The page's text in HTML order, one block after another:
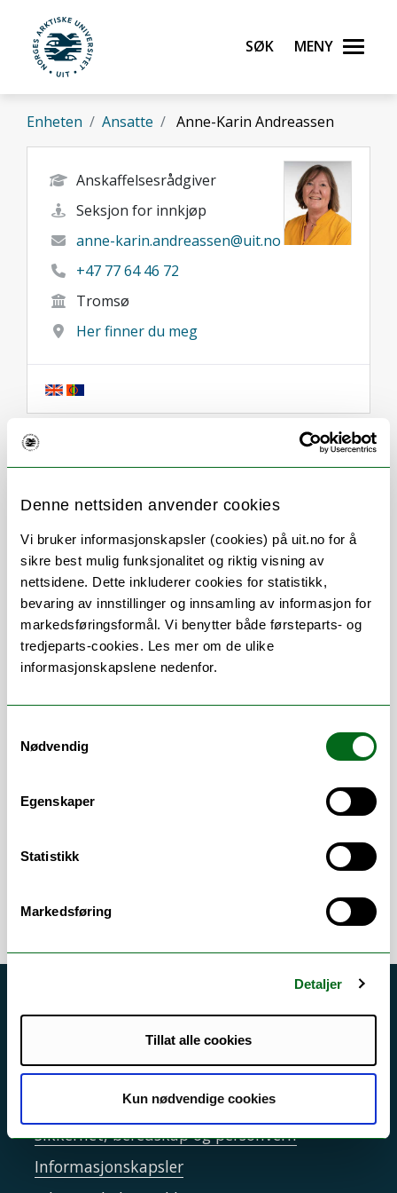
Denne nettsiden anvender cookies
Vi bruker informasjonskapsler (cookies) på uit.no for å
sikre best mulig funksjonalitet og riktig visning av
nettsidene. Dette inkluderer cookies for statistikk,
bevaring av innstillinger og innsamling av informasjon for
markedsføringsformål. Vi benytter både førsteparts- og
tredjeparts-cookies. Les mer om de ulike
informasjonskapslene nedenfor.
Nødvendig
Egenskaper
Statistikk
Markedsføring
Detaljer
Tillat alle cookies
Kun nødvendige cookies
Gå til hovedinnhold
UiT Norges arktiske universitet
Søk Meny
Enheten Ansatte Anne-Karin Andreassen
Anskaffelsesrådgiver
Seksjon for innkjøp
anne-karin.andreassen@uit.no
+47 77 64 46 72
Tromsø
Her finner du meg
Om
Forskning og undervisning
Her finner du meg
Stillingsbeskrivelse
Veiledning, rådgivning og bistand i
innkjøpsfaglige spørsmål. Gjennomføring
regelverket for offentlige anskaffelser,
herunder også inngåelse av rammeavtaler
og avtaleforvaltning.
Arbeidsområder
/
Innkjøper
Økonomi
Driftsmeldinger
Personvern ved UiT
Sikkerhet, beredskap og personvern
Informasjonskapsler